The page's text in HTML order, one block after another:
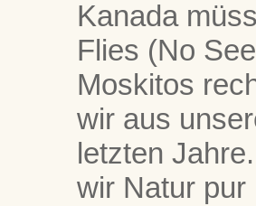
Kanada
Flies (No
Moskitos
wir aus
letzten
wir Natur pur